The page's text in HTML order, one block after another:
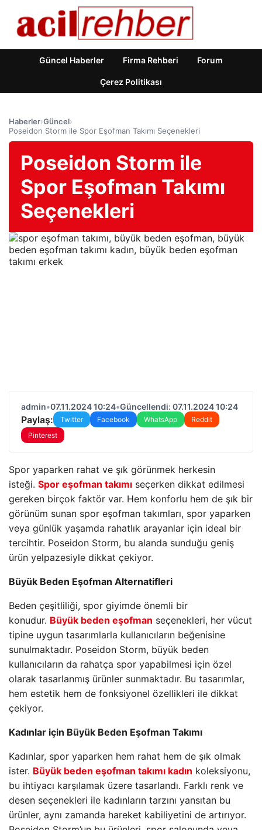
Güncel Haberler Firma Rehberi Forum
Çerez Politikası
Haberler›Güncel›
Poseidon Storm ile Spor Eşofman Takımı Seçenekleri
Poseidon Storm ile
Spor Eşofman Takımı
Seçenekleri
admin•07.11.2024 10:24•Güncellendi: 07.11.2024 10:24
Paylaş: Twitter Facebook WhatsApp
Reddit
Pinterest
Spor yaparken rahat ve şık görünmek herkesin
isteği. Spor eşofman takımı seçerken dikkat edilmesi
gereken birçok faktör var. Hem konforlu hem de şık bir
görünüm sunan spor eşofman takımları, spor yaparken
veya günlük yaşamda rahatlık arayanlar için ideal bir
tercihtir. Poseidon Storm, bu alanda sunduğu geniş
ürün yelpazesiyle dikkat çekiyor.
Büyük Beden Eşofman Alternatifleri
Beden çeşitliliği, spor giyimde önemli bir
konudur. Büyük beden eşofman seçenekleri, her vücut
tipine uygun tasarımlarla kullanıcıların beğenisine
sunulmaktadır. Poseidon Storm, büyük beden
kullanıcıların da rahatça spor yapabilmesi için özel
olarak tasarlanmış ürünler sunmaktadır. Bu tasarımlar,
hem estetik hem de fonksiyonel özellikleri ile dikkat
çekiyor.
Kadınlar için Büyük Beden Eşofman Takımı
Kadınlar, spor yaparken hem rahat hem de şık olmak
ister. Büyük beden eşofman takımı kadın koleksiyonu,
bu ihtiyacı karşılamak üzere tasarlandı. Farklı renk ve
desen seçenekleri ile kadınların tarzını yansıtan bu
ürünler, aynı zamanda hareket kabiliyetini de artırıyor.